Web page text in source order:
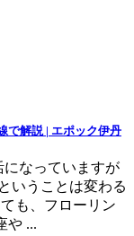
で解説 | エポック伊丹
なっていますが
いうことは変わる
も、フローリン
や ...